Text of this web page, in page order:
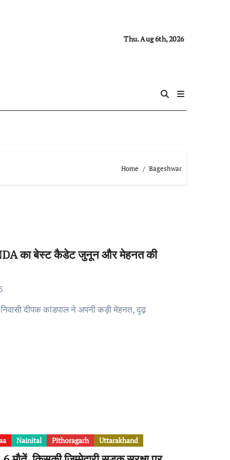
Thu. Aug 6th, 2026
Home Bageshwar
NDA का बेस्ट कैडेट जुनून और मेहनत की
Nainital Pithoragarh Uttarakhand